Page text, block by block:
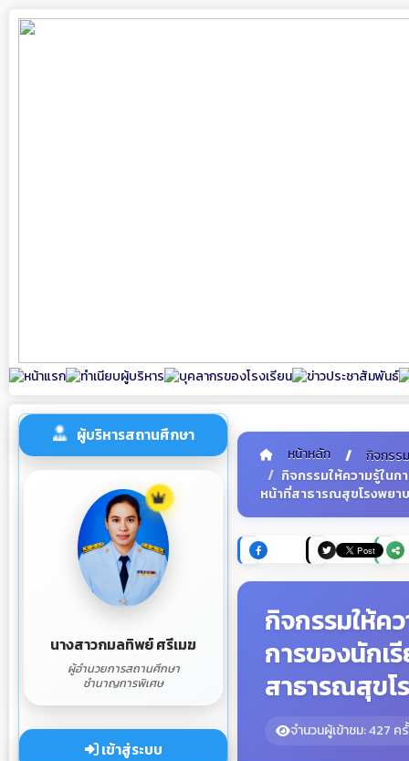
ผู้บริหารสถานศึกษา
นางสาวกมลทิพย์ ศรีเมฆ
ผู้อำนวยการสถานศึกษา
ชำนาญการพิเศษ
เข้าสู่ระบบ
หน้าหลัก
กิจกรร
กิจกรรมให้ความรู้ในก
หน้าที่สาธารณสุขโรงพยา
กิจกรรมให้ค
การของนักเ
สาธารณสุขโ
จำนวนผู้เข้าชม: 427 ค